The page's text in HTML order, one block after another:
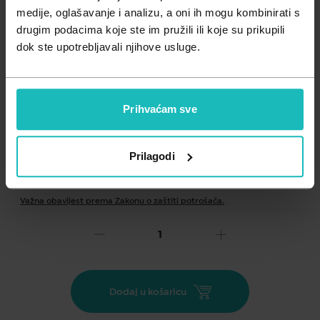
medije, oglašavanje i analizu, a oni ih mogu kombinirati s
drugim podacima koje ste im pružili ili koje su prikupili
dok ste upotrebljavali njihove usluge.
Prihvaćam sve
Prilagodi
Zdravlje muškarca
Zdravlje žene
Minerali
Probiotici i prebiotici
Dodaj na listu želja
Važna obavijest prema Zakonu o zaštiti potrošača. .
SUMMER25
Pastile su proizvedene od visokokvalitetnog Manuka meda i
Dodaj u košaricu